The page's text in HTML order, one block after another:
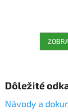
Dôležité
Návody a